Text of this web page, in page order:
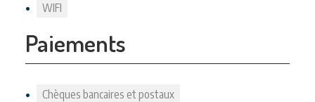
WIFI
Paiements
Chèques bancaires et postaux